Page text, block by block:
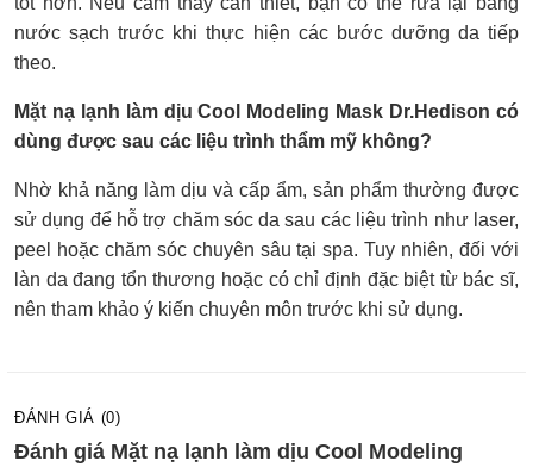
nước sạch trước khi thực hiện các bước dưỡng da tiếp
theo.
Mặt nạ lạnh làm dịu Cool Modeling Mask Dr.Hedison có
dùng được sau các liệu trình thẩm mỹ không?
Nhờ khả năng làm dịu và cấp ẩm, sản phẩm thường được
sử dụng để hỗ trợ chăm sóc da sau các liệu trình như laser,
peel hoặc chăm sóc chuyên sâu tại spa. Tuy nhiên, đối với
làn da đang tổn thương hoặc có chỉ định đặc biệt từ bác sĩ,
nên tham khảo ý kiến chuyên môn trước khi sử dụng.
ĐÁNH GIÁ (0)
Đánh giá Mặt nạ lạnh làm dịu Cool Modeling